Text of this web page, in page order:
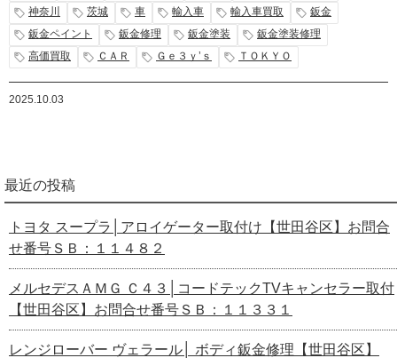
神奈川
茨城 車 輸入車 輸入車買取
鈑金
鈑金ペイント
鈑金修理 鈑金塗装
鈑金塗装修理
高価買取
ＣＡＲ Ｇｅ３ｙ’ｓ ＴＯＫＹＯ
2025.10.03
最近の投稿
トヨタ スープラ│アロイゲーター取付け【世田谷区】お問合
せ番号ＳＢ：１１４８２
メルセデスＡＭＧ Ｃ４３│コードテックTVキャンセラー取付
【世田谷区】お問合せ番号ＳＢ：１１３３１
レンジローバー ヴェラール│ ボディ鈑金修理【世田谷区】